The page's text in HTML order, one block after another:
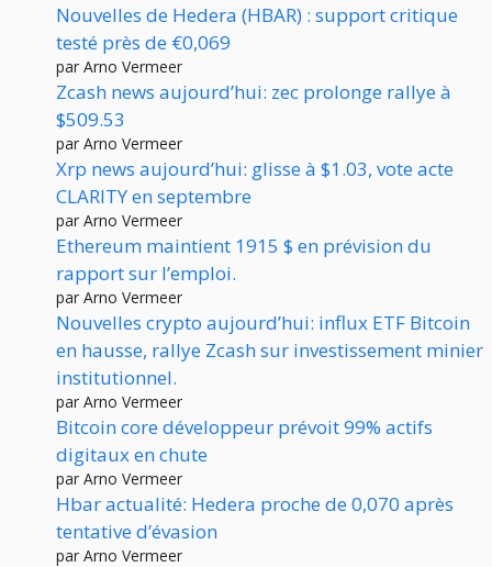
Nouvelles de Hedera (HBAR) : support critique
testé près de €0,069
par Arno Vermeer
Zcash news aujourd’hui: zec prolonge rallye à
$509.53
par Arno Vermeer
Xrp news aujourd’hui: glisse à $1.03, vote acte
CLARITY en septembre
par Arno Vermeer
Ethereum maintient 1915 $ en prévision du
rapport sur l’emploi.
par Arno Vermeer
Nouvelles crypto aujourd’hui: influx ETF Bitcoin
en hausse, rallye Zcash sur investissement minier
institutionnel.
par Arno Vermeer
Bitcoin core développeur prévoit 99% actifs
digitaux en chute
par Arno Vermeer
Hbar actualité: Hedera proche de 0,070 après
tentative d’évasion
par Arno Vermeer